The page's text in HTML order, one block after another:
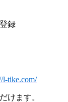
録
l-tike.com/
けます。